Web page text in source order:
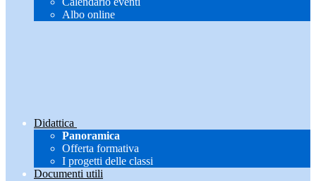
Albo online
Didattica
Panoramica
Offerta formativa
I progetti delle classi
Documenti utili